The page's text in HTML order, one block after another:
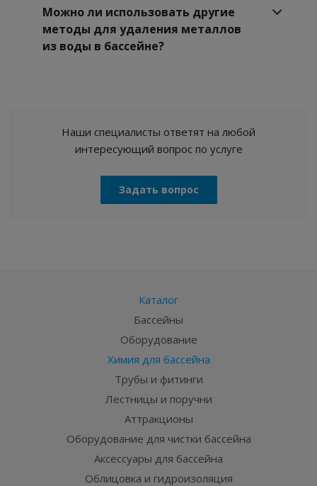
Можно ли использовать другие
методы для удаления металлов
из воды в бассейне?
Наши специалисты ответят на любой
интересующий вопрос по услуге
Задать вопрос
Каталог
Бассейны
Оборудование
Химия для бассейна
Трубы и фитинги
Лестницы и поручни
Аттракционы
Оборудование для чистки бассейна
Аксессуары для бассейна
Облицовка и гидроизоляция